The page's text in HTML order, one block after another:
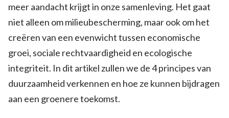
meer aandacht krijgt in onze samenleving. Het gaat
niet alleen om milieubescherming, maar ook om het
creëren van een evenwicht tussen economische
groei, sociale rechtvaardigheid en ecologische
integriteit. In dit artikel zullen we de 4 principes van
duurzaamheid verkennen en hoe ze kunnen bijdragen
aan een groenere toekomst.